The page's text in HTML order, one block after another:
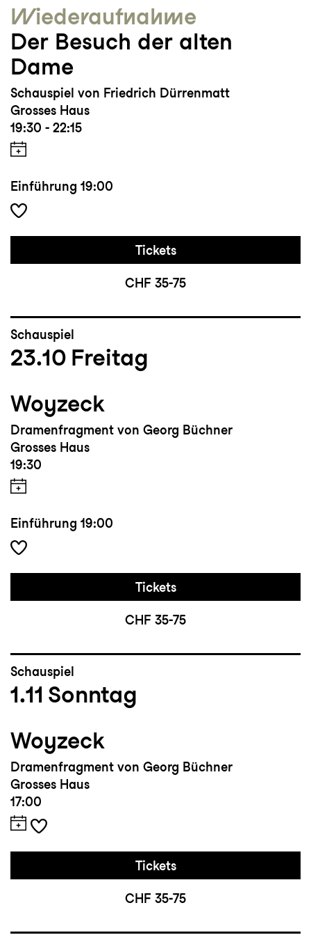
Wieder­aufnahme
Der Besuch der alten
Dame
Schauspiel von Friedrich Dürrenmatt
Grosses Haus
19:30 - 22:15
Einführung 19:00
Tickets
CHF 35-75
Schauspiel
23.10 Freitag
Woyzeck
Dramenfragment von Georg Büchner
Grosses Haus
19:30
Einführung 19:00
Tickets
CHF 35-75
Schauspiel
1.11 Sonntag
Woyzeck
Dramenfragment von Georg Büchner
Grosses Haus
17:00
Tickets
CHF 35-75